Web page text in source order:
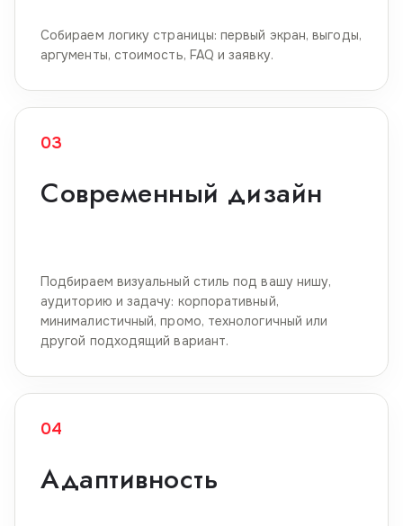
Собираем логику страницы: первый экран, выгоды,
аргументы, стоимость, FAQ и заявку.
03
Современный дизайн
Подбираем визуальный стиль под вашу нишу,
аудиторию и задачу: корпоративный,
минималистичный, промо, технологичный или
другой подходящий вариант.
04
Адаптивность